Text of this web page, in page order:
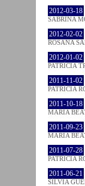
2012-03-18
SABRINA
2012-02-02
ROSANA
2012-01-02
PATRÍCIA
2011-11-02
PATRÍCIA
2011-10-18
MARIA
2011-09-23
MARIA
2011-07-28
PATRÍCIA
2011-06-21
SÍLVIA